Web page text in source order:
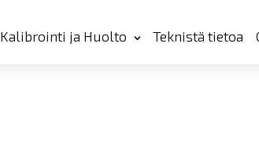
Kalibrointi ja Huolto Teknistä tietoa